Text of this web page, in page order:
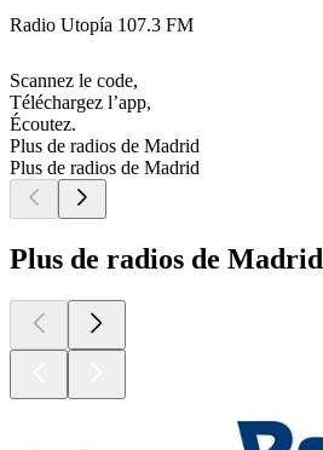
Radio Utopía 107.3 FM
Scannez le code,
Téléchargez l’app,
Écoutez.
Plus de radios de Madrid
Plus de radios de Madrid
Plus de radios de Madrid